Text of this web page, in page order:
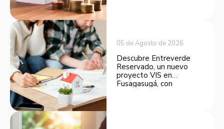
05 de Agosto de 2026
Descubre Entreverde
Reservado, un nuevo
proyecto VIS en
Fusagasugá, con